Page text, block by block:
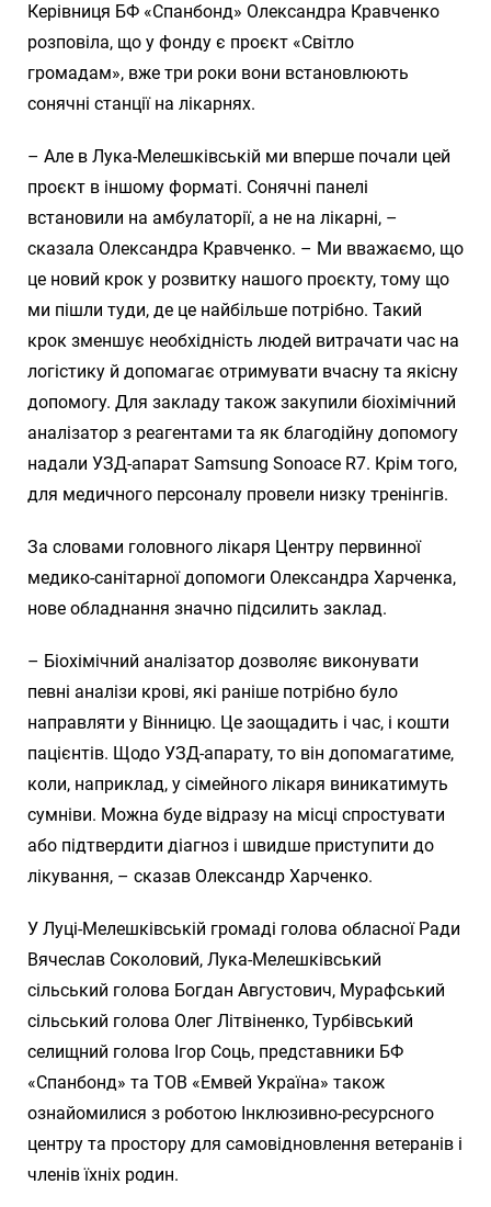
Керівниця БФ «Спанбонд» Олександра Кравченко
розповіла, що у фонду є проєкт «Світло
громадам», вже три роки вони встановлюють
сонячні станції на лікарнях.
– Але в Лука-Мелешківській ми вперше почали цей
проєкт в іншому форматі. Сонячні панелі
встановили на амбулаторії, а не на лікарні, –
сказала Олександра Кравченко. – Ми вважаємо, що
це новий крок у розвитку нашого проєкту, тому що
ми пішли туди, де це найбільше потрібно. Такий
крок зменшує необхідність людей витрачати час на
логістику й допомагає отримувати вчасну та якісну
допомогу. Для закладу також закупили біохімічний
аналізатор з реагентами та як благодійну допомогу
надали УЗД-апарат Samsung Sonoace R7. Крім того,
для медичного персоналу провели низку тренінгів.
За словами головного лікаря Центру первинної
медико-санітарної допомоги Олександра Харченка,
нове обладнання значно підсилить заклад.
– Біохімічний аналізатор дозволяє виконувати
певні аналізи крові, які раніше потрібно було
направляти у Вінницю. Це заощадить і час, і кошти
пацієнтів. Щодо УЗД-апарату, то він допомагатиме,
коли, наприклад, у сімейного лікаря виникатимуть
сумніви. Можна буде відразу на місці спростувати
або підтвердити діагноз і швидше приступити до
лікування, – сказав Олександр Харченко.
У Луці-Мелешківській громаді голова обласної Ради
Вячеслав Соколовий, Лука-Мелешківський
сільський голова Богдан Августович, Мурафський
сільський голова Олег Літвіненко, Турбівський
селищний голова Ігор Соць, представники БФ
«Спанбонд» та ТОВ «Емвей Україна» також
ознайомилися з роботою Інклюзивно-ресурсного
центру та простору для самовідновлення ветеранів і
членів їхніх родин.